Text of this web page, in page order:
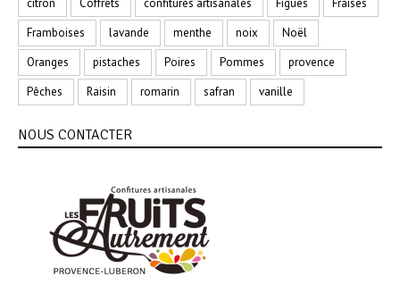
citron
Coffrets confitures artisanales Figues
Fraises
Framboises
lavande menthe noix
Noël
Oranges
pistaches Poires Pommes
provence
Pêches
Raisin romarin safran vanille
NOUS CONTACTER